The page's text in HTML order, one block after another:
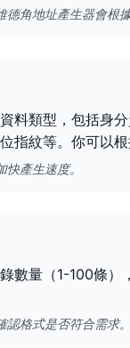
角地址產生器會根
料類型，包括身
指紋等。你可以根
產生速度。
數量（1-100條
格式是否符合需求。